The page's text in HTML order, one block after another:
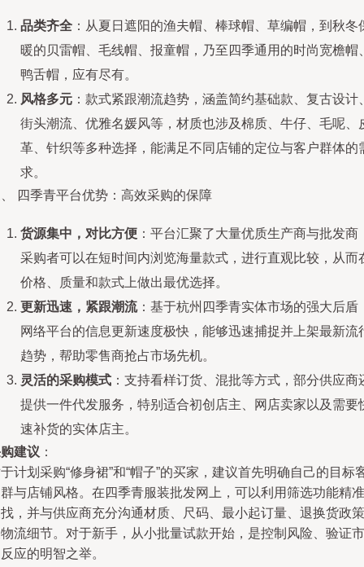
品类齐全 ：从夏日遮阳的渔夫帽、棒球帽、草编帽，到秋冬
暖的贝雷帽、毛线帽、报童帽，乃至四季通用的时尚宽檐帽
鸭舌帽，应有尽有。
风格多元 ：款式紧跟潮流趋势，涵盖简约基础款、复古设计
街头潮流、优雅名媛风等，材质也涉及棉质、牛仔、毛呢、
革、针织等多种选择，能满足不同店铺的定位与客户群体的
求。
四季青平台优势：高效采购的保障
货源集中，对比方便 ：平台汇聚了大量优质生产商与批发商
采购者可以在短时间内浏览海量款式，进行直观比较，从而
价格、质量和款式上做出最优选择。
更新迅速，紧跟潮流：基于杭州四季青实体市场的强大后盾
网络平台的信息更新速度极快，能够迅速捕捉并上架最新流
趋势，帮助零售商抢占市场先机。
灵活的采购模式 ：支持看样订货、混批等方式，部分供应商
提供一件代发服务，特别适合初创店主、网店卖家以及需要
速补货的实体店主。
建议 ：
计划采购“修身裙”和“帽子”的买家，建议首先明确自己的目标
与店铺风格。在四季青服装批发网上，可以利用筛选功能精准
，并与供应商充分沟通材质、尺码、最小起订量、退换货政策
流细节。对于新手，从小批量试款开始，是控制风险、验证市
应的明智之举。